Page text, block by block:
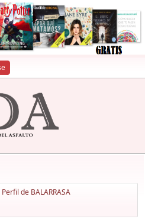
Perfil de BALARRASA